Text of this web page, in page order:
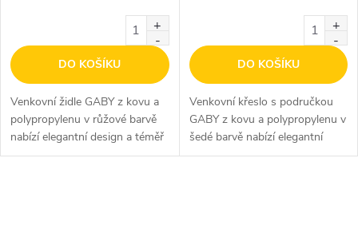
DO KOŠÍKU
Venkovní židle GABY z kovu a
polypropylenu v růžové barvě
nabízí elegantní design a téměř
bezúdržbové materiály. Židle
DO KOŠÍKU
Venkovní křeslo s područkou
GABY z kovu a polypropylenu v
šedé barvě nabízí elegantní
design a téměř bezúdržbové